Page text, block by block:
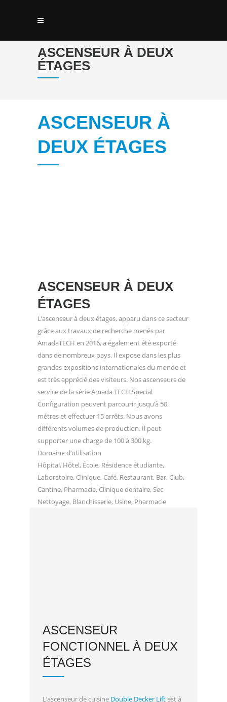
ASCENSEUR À DEUX
ÉTAGES
ASCENSEUR À
DEUX ÉTAGES
ASCENSEUR À DEUX
ÉTAGES
L’ascenseur à deux étages, apparu dans ce secteur
grâce aux travaux de recherche menés par
AmadaTECH en 2016, a également été exporté
dans de nombreux pays. Il expose dans les plus
grandes expositions internationales du monde et
est très apprécié des visiteurs. Nos ascenseurs de
service de la série Amada TECH Special
Configuration peuvent parcourir jusqu’à 50
mètres et effectuer 15 arrêts. Nous avons
différents volumes de production. Il peut
supporter une charge de 100 à 300 kg.
Domaine d’utilisation
Hôpital, Hôtel, École, Résidence étudiante,
Laboratoire, Clinique, Café, Restaurant, Bar, Club,
Cantine, Pharmacie, Clinique dentaire, Sec
Nettoyage, Blanchisserie, Usine, Pharmacie
ASCENSEUR
FONCTIONNEL À DEUX
ÉTAGES
L’ascenseur de cuisine Double Decker Liftest à